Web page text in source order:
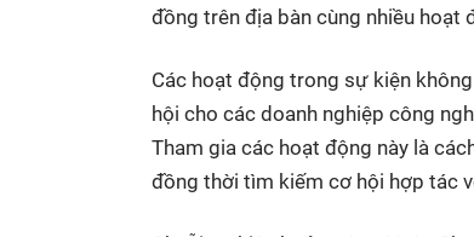
đồng trên địa bàn cùng nhiều hoạt
Các hoạt động trong sự kiện
hội cho các doanh nghiệp công
Tham gia các hoạt động này là
đồng thời tìm kiếm cơ hội hợp tác